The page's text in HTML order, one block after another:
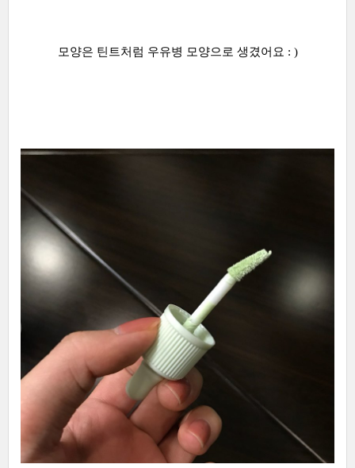
모양은 틴트처럼 우유병 모양으로 생겼어요 : )